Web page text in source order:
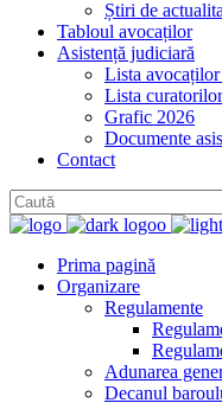
Știri de
Tabloul avocaților
Asistență judiciară
Lista
Lista
Grafic 2026
Documente
Contact
Prima pagină
Organizare
Regulamente
Adunarea
Decanul